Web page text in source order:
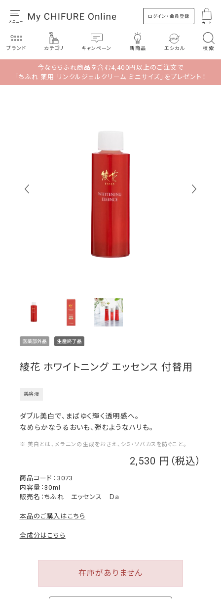
ログイン・会員登録
カート
ブランド カテゴリ キャンペーン 新商品 エシカル 検索
今ならちふれ商品を含む4,400円以上のご注文で
「ちふれ 薬用 リンクルジェルクリーム ミニサイズ」をプレゼント！
綾花 ホワイトニング エッセンス 付替用
美容液
2,530
3073
ダブル美白で、まばゆく輝く透明感へ。
なめらかなうるおいも、弾むようなハリも。
※ 美白とは、メラニンの生成をおさえ、シミ・ソバカスを防ぐこと。
内容量：30ml
販売名：ちふれ エッセンス Ｄａ
本品のご購入はこちら
全成分はこちら
在庫がありません